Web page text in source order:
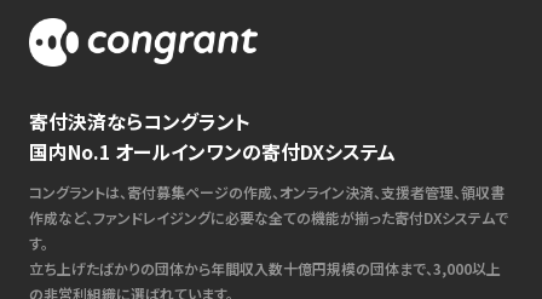
寄付決済ならコングラント
国内No.1 オールインワンの寄付DXシステム
コングラントは、寄付募集ページの作成、オンライン決済、支援者管理、領収書
作成など、ファンドレイジングに必要な全ての機能が揃った寄付DXシステムで
す。
立ち上げたばかりの団体から年間収入数十億円規模の団体まで、3,000以上
の非営利組織に選ばれています。